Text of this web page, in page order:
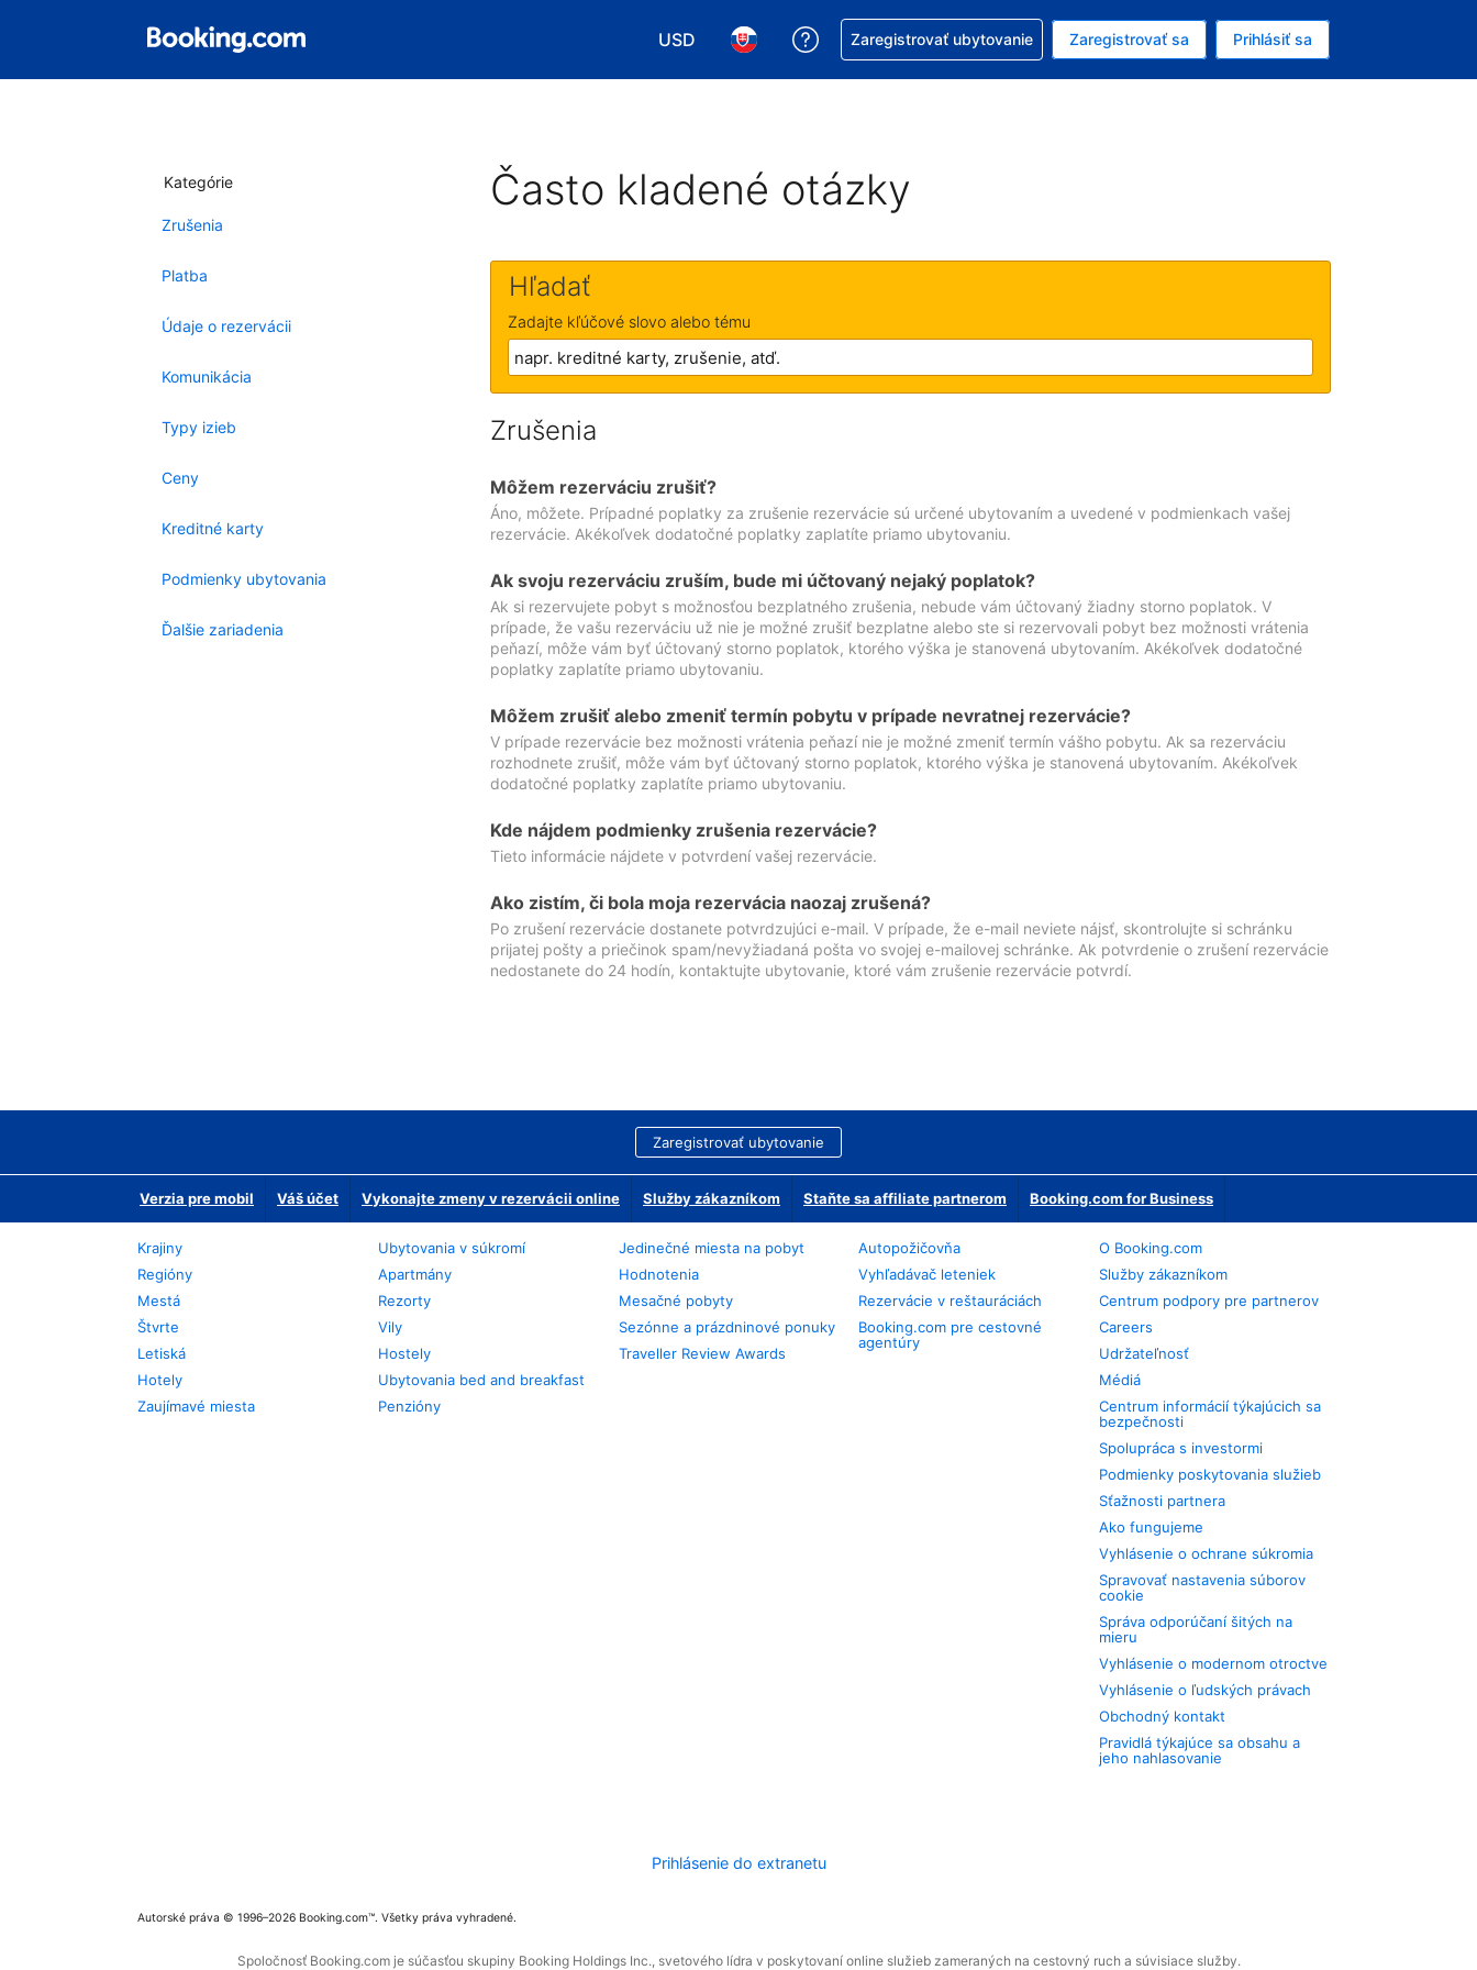
USD
Vybrať menu. Momentálne máte zvolenú menu Americký dolár
Vybrať jazyk. Momentálne máte zvolený jazyk V slovenčine
Získajte pomoc s rezerváciou
Zaregistrovať ubytovanie Zaregistrovať sa Prihlásiť sa
Kategórie
Zrušenia
Platba
Údaje o rezervácii
Komunikácia
Typy izieb
Ceny
Kreditné karty
Podmienky ubytovania
Ďalšie zariadenia
Často kladené otázky
Hľadať
Zadajte kľúčové slovo alebo tému
Zrušenia
Môžem rezerváciu zrušiť?
Áno, môžete. Prípadné poplatky za zrušenie rezervácie sú určené ubytovaním a uvedené v podmienkach vašej
rezervácie. Akékoľvek dodatočné poplatky zaplatíte priamo ubytovaniu.
Ak svoju rezerváciu zruším, bude mi účtovaný nejaký poplatok?
Ak si rezervujete pobyt s možnosťou bezplatného zrušenia, nebude vám účtovaný žiadny storno poplatok. V
prípade, že vašu rezerváciu už nie je možné zrušiť bezplatne alebo ste si rezervovali pobyt bez možnosti vrátenia
peňazí, môže vám byť účtovaný storno poplatok, ktorého výška je stanovená ubytovaním. Akékoľvek dodatočné
poplatky zaplatíte priamo ubytovaniu.
Môžem zrušiť alebo zmeniť termín pobytu v prípade nevratnej rezervácie?
V prípade rezervácie bez možnosti vrátenia peňazí nie je možné zmeniť termín vášho pobytu. Ak sa rezerváciu
rozhodnete zrušiť, môže vám byť účtovaný storno poplatok, ktorého výška je stanovená ubytovaním. Akékoľvek
dodatočné poplatky zaplatíte priamo ubytovaniu.
Kde nájdem podmienky zrušenia rezervácie?
Tieto informácie nájdete v potvrdení vašej rezervácie.
Ako zistím, či bola moja rezervácia naozaj zrušená?
Po zrušení rezervácie dostanete potvrdzujúci e-mail. V prípade, že e-mail neviete nájsť, skontrolujte si schránku
prijatej pošty a priečinok spam/nevyžiadaná pošta vo svojej e-mailovej schránke. Ak potvrdenie o zrušení rezervácie
nedostanete do 24 hodín, kontaktujte ubytovanie, ktoré vám zrušenie rezervácie potvrdí.
Zaregistrovať ubytovanie
Verzia pre mobil Váš účet Vykonajte zmeny v rezervácii online Služby zákazníkom Staňte sa affiliate partnerom Booking.com for Business
Krajiny
Regióny
Mestá
Štvrte
Letiská
Hotely
Zaujímavé miesta
Ubytovania v súkromí
Apartmány
Rezorty
Vily
Hostely
Ubytovania bed and breakfast
Penzióny
Jedinečné miesta na pobyt
Hodnotenia
Mesačné pobyty
Sezónne a prázdninové ponuky
Traveller Review Awards
Autopožičovňa
Vyhľadávač leteniek
Rezervácie v reštauráciách
Booking.com pre cestovné
agentúry
O Booking.com
Služby zákazníkom
Centrum podpory pre partnerov
Careers
Udržateľnosť
Médiá
Centrum informácií týkajúcich sa
bezpečnosti
Spolupráca s investormi
Podmienky poskytovania služieb
Sťažnosti partnera
Ako fungujeme
Vyhlásenie o ochrane súkromia
Spravovať nastavenia súborov
cookie
Správa odporúčaní šitých na
mieru
Vyhlásenie o modernom otroctve
Vyhlásenie o ľudských právach
Obchodný kontakt
Pravidlá týkajúce sa obsahu a
jeho nahlasovanie
Prihlásenie do extranetu
Autorské práva © 1996–2026 Booking.com™. Všetky práva vyhradené.
Spoločnosť Booking.com je súčasťou skupiny Booking Holdings Inc., svetového lídra v poskytovaní online služieb zameraných na cestovný ruch a súvisiace služby.